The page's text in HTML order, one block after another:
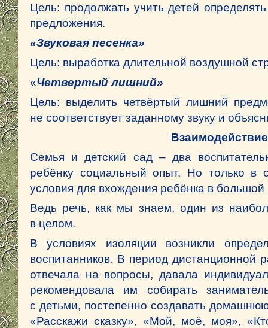
Цель: продолжать учить детей
предложения.
«Звуковая песенка»
Цель: выработка длительной воздушной
«Четвертый лишний»
Цель: выделить четвёртый лишний
не соответствует заданному звуку и
Семья и детский сад – два
ребёнку социальный опыт. Но только в
условия для вхождения ребёнка в
Ведь речь, как мы знаем, один из
в целом.
В условиях изоляции возникли
воспитанников. В период дистанционной
отвечала на вопросы, давала
рекомендовала им собирать
с детьми, постепенно создавать
«Расскажи сказку», «Мой, моё, моя»,